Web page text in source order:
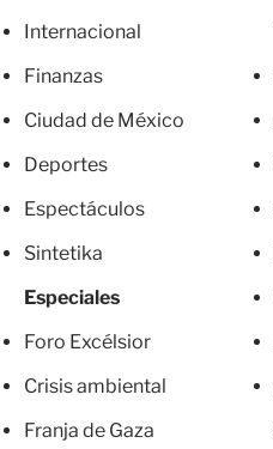
Internacional
Finanzas
Ciudad de México
Deportes
Espectáculos
Sintetika
Especiales
Foro Excélsior
Crisis ambiental
Franja de Gaza